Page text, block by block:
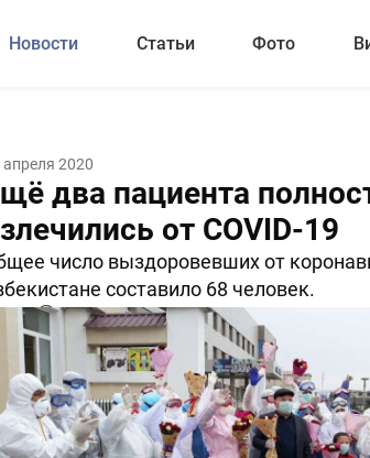
Новости Статьи Фото
апреля 2020
два пациента
от COVID-19
число выздоровевших от
составило 68 человек.
3769 0